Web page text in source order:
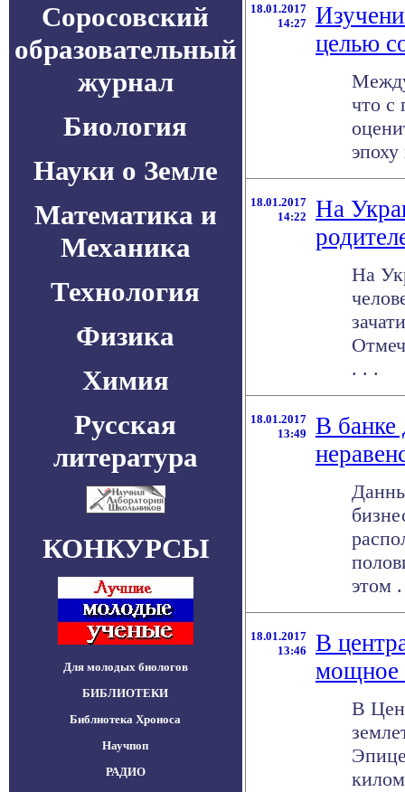
Соросовский
образовательный
журнал
Биология
Науки о Земле
Математика и
Механика
Технология
Физика
Химия
Русская
литература
КОНКУРСЫ
Для молодых биологов
БИБЛИОТЕКИ
Библиотека Хроноса
Научпоп
РАДИО
18.01.2017
14:27
целью
что с
18.01.2017
14:22
На
На
. . .
18.01.2017
13:49
В банке
этом
18.01.2017
13:46
В
мощное
В